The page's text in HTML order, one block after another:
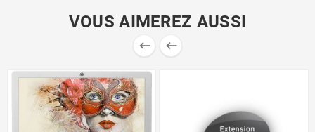
VOUS AIMEREZ AUSSI
 